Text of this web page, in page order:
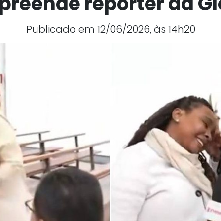
Publicado em 12/06/2026, às 14h20